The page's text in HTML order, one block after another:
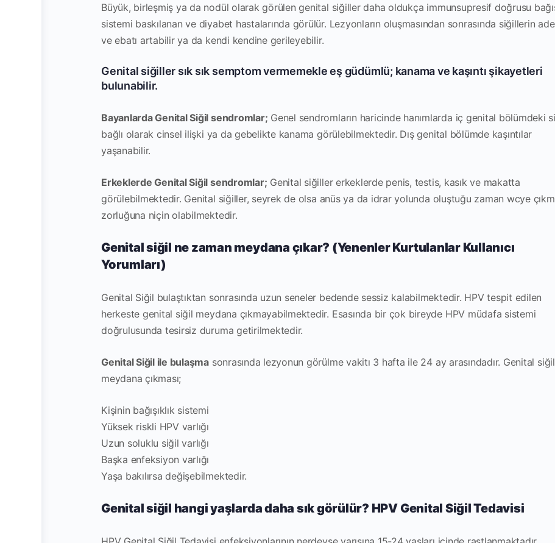
Büyük, birleşmiş ya da nodül olarak görülen genital siğiller daha oldukça immunsupresif doğrusu
sistemi baskılanan ve diyabet hastalarında görülür. Lezyonların oluşmasından sonrasında siğillerin
ve ebatı artabilir ya da kendi kendine gerileyebilir.
Genital siğiller sık sık semptom vermemekle eş güdümlü; kanama ve kaşıntı şikayetleri
bulunabilir.
Bayanlarda Genital Siğil sendromlar; Genel sendromların haricinde hanımlarda iç genital bölümdeki
bağlı olarak cinsel ilişki ya da gebelikte kanama görülebilmektedir. Dış genital bölümde kaşıntılar
yaşanabilir.
Erkeklerde Genital Siğil sendromlar; Genital siğiller erkeklerde penis, testis, kasık ve makatta
görülebilmektedir. Genital siğiller, seyrek de olsa anüs ya da idrar yolunda oluştuğu zaman wcye
zorluğuna niçin olabilmektedir.
Genital siğil ne zaman meydana çıkar? (Yenenler Kurtulanlar Kullanıcı
Yorumları)
Genital Siğil bulaştıktan sonrasında uzun seneler bedende sessiz kalabilmektedir. HPV tespit edilen
herkeste genital siğil meydana çıkmayabilmektedir. Esasında bir çok bireyde HPV müdafa sistemi
doğrulusunda tesirsiz duruma getirilmektedir.
Genital Siğil ile bulaşma sonrasında lezyonun görülme vakitı 3 hafta ile 24 ay arasındadır. Genital
meydana çıkması;
Kişinin bağışıklık sistemi
Yüksek riskli HPVvarlığı
Uzun soluklu siğil varlığı
Başka enfeksiyon varlığı
Yaşa bakılırsa değişebilmektedir.
Genital siğil hangi yaşlarda daha sık görülür? HPV Genital Siğil Tedavisi